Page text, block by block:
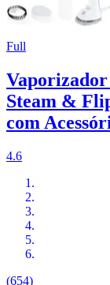
Full
Steam &
com
4.6
(654)